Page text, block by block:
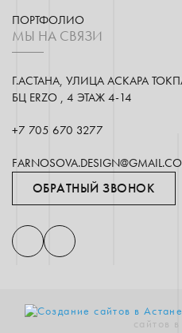
ПОРТФОЛИО
МЫ НА СВЯЗИ
Г.АСТАНА, УЛИЦА АСКАРА
БЦ ERZO , 4 ЭТАЖ 4-14
+7 705 670 3277
ОБРАТНЫЙ ЗВОНОК
сайтов